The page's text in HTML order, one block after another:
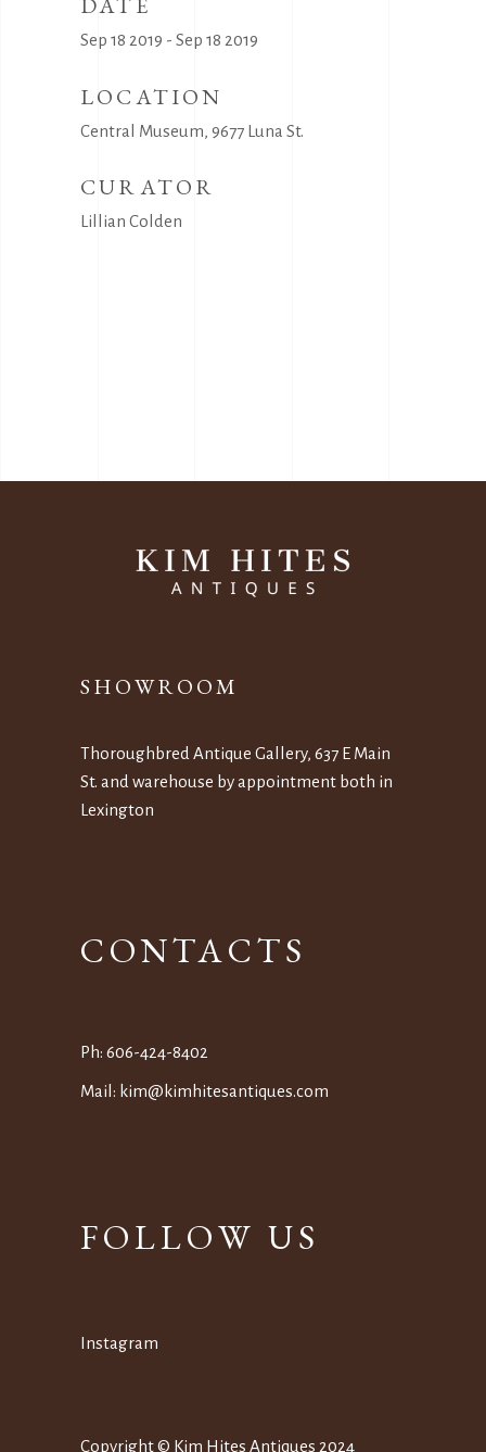
Sep 18 2019 - Sep 18 2019
LOCATION
Central Museum, 9677 Luna St.
CURATOR
Lillian Colden
SHOWROOM
Thoroughbred Antique Gallery, 637 E Main
St. and warehouse by appointment both in
Lexington
CONTACTS
Ph: 606-424-8402
Mail: kim@kimhitesantiques.com
FOLLOW US
Instagram
Copyright © Kim Hites Antiques 2024